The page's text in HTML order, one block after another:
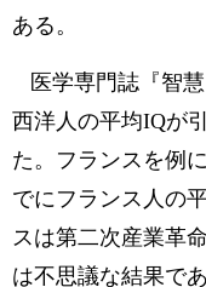
ある。
医学専門誌『智慧
西洋人の平均IQが
た。フランスを例
でにフランス人の
スは第二次産業革
は不思議な結果で